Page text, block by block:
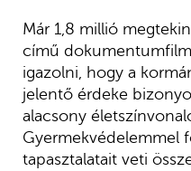
Már 1,8 millió
című
igazolni, hogy a
jelentő érdeke
alacsony
Gyermekvédelemmel
tapasztalatait veti